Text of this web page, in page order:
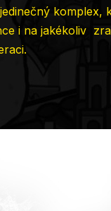
komplex,
i na jakékoliv